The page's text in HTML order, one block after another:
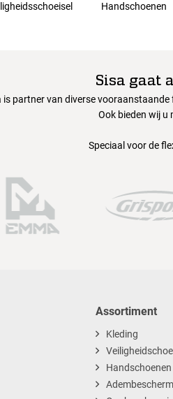
Handschoenen
Sisa gaat
is partner van diverse
Ook bieden wij u
Speciaal voor de
Assortiment
Kleding
Handschoenen